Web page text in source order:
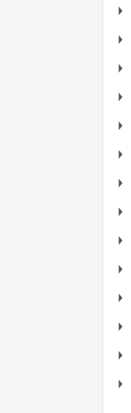
▶
▶
▶
▶
▶
▶
▶
▶
▶
▶
▶
▶
▶
▶